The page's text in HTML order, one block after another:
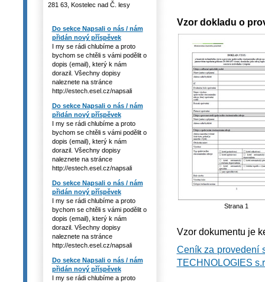
281 63, Kostelec nad Č. lesy
Do sekce Napsali o nás / nám
přidán nový příspěvek
I my se rádi chlubíme a proto
bychom se chtěli s vámi podělit o
dopis (email), který k nám
dorazil. Všechny dopisy
naleznete na stránce
http://estech.esel.cz/napsali
Do sekce Napsali o nás / nám
přidán nový příspěvek
I my se rádi chlubíme a proto
bychom se chtěli s vámi podělit o
dopis (email), který k nám
dorazil. Všechny dopisy
naleznete na stránce
http://estech.esel.cz/napsali
Do sekce Napsali o nás / nám
přidán nový příspěvek
I my se rádi chlubíme a proto
bychom se chtěli s vámi podělit o
dopis (email), který k nám
dorazil. Všechny dopisy
naleznete na stránce
http://estech.esel.cz/napsali
Do sekce Napsali o nás / nám
přidán nový příspěvek
I my se rádi chlubíme a proto
Vzor dokladu o
Strana 1
Vzor dokumentu je
Ceník za provedení
TECHNOLOGIES